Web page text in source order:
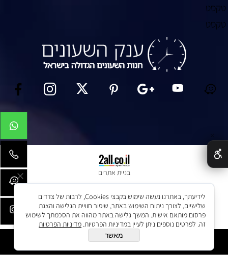
הוסף לסל
טקסט
טקסט
בניית אתרים
לידיעתך, באתרנו נעשה שימוש בקבצי Cookies, לרבות של צדדים
שלישיים, לצורך ניתוח השימוש באתר, שיפור חוויית הגלישה והצגת
פרסום מותאם אישית. המשך גלישה באתר מהווה את הסכמתך לשימוש
זה. לפרטים נוספים ניתן לעיין במדיניות הפרטיות. מדיניות הפרטיות
מאשר